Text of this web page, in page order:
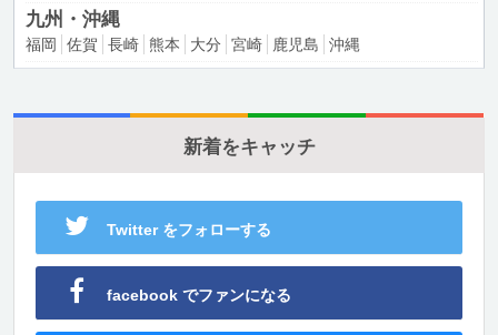
九州・沖縄
福岡 佐賀 長崎 熊本 大分 宮崎 鹿児島 沖縄
新着をキャッチ
Twitter をフォローする
facebook でファンになる